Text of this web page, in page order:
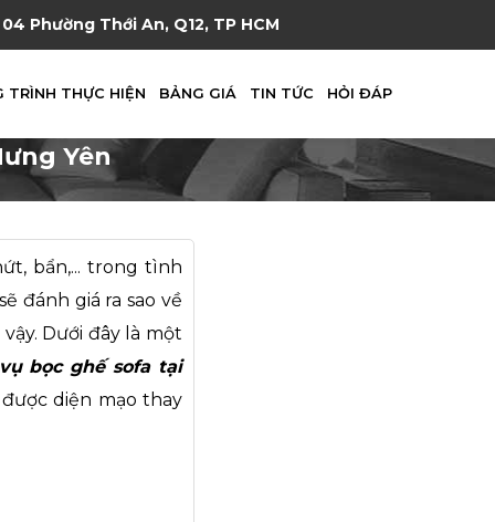
Phường Thới An, Q12, TP HCM
TRÌNH THỰC HIỆN BẢNG GIÁ TIN TỨC HỎI ĐÁP
Yên
bẩn,... trong tình
đánh giá ra sao về
Dưới đây là một
bọc ghế sofa tại
diện mạo thay